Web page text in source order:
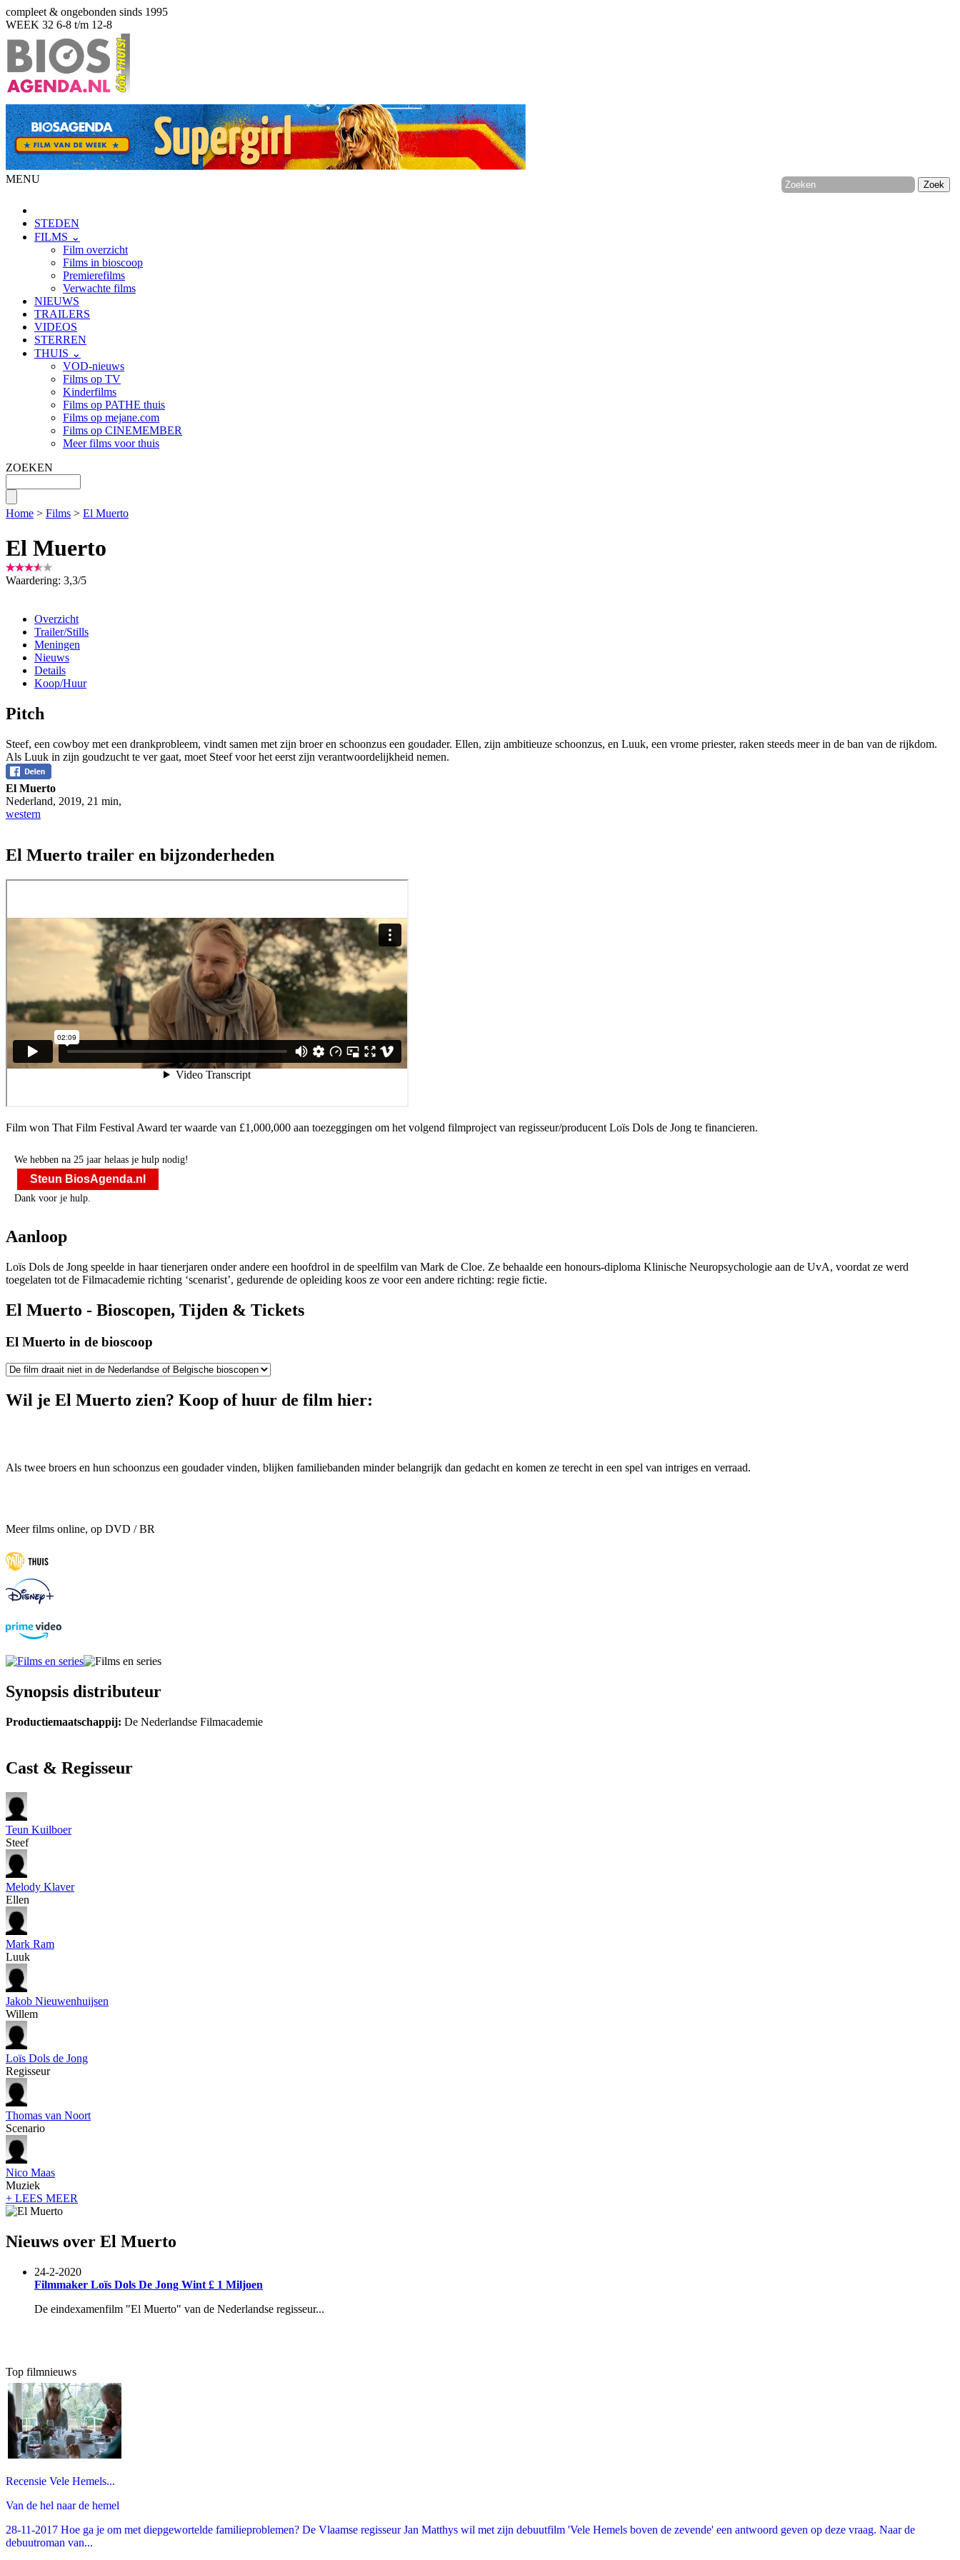
compleet & ongebonden sinds 1995
WEEK 32 6-8 t/m 12-8
MENU
STEDEN
FILMS ⌄
Film overzicht
Films in bioscoop
Premierefilms
Verwachte films
NIEUWS
TRAILERS
VIDEOS
STERREN
THUIS ⌄
VOD-nieuws
Films op TV
Kinderfilms
Films op PATHE thuis
Films op mejane.com
Films op CINEMEMBER
Meer films voor thuis
ZOEKEN
Home > Films > El Muerto
El Muerto
Waardering: 3,3/5
Overzicht
Trailer/Stills
Meningen
Nieuws
Details
Koop/Huur
Pitch
Steef, een cowboy met een drankprobleem, vindt samen met zijn broer en schoonzus een goudader. Ellen, zijn ambitieuze schoonzus, en Luuk, een vrome priester, raken steeds meer in de ban van de rijkdom.
Als Luuk in zijn goudzucht te ver gaat, moet Steef voor het eerst zijn verantwoordelijkheid nemen.
El Muerto
Nederland, 2019, 21 min,
western
El Muerto trailer en bijzonderheden
Film won That Film Festival Award ter waarde van £1,000,000 aan toezeggingen om het volgend filmproject van regisseur/producent Loïs Dols de Jong te financieren.
We hebben na 25 jaar helaas je hulp nodig!
Steun BiosAgenda.nl
Dank voor je hulp.
Aanloop
Loïs Dols de Jong speelde in haar tienerjaren onder andere een hoofdrol in de speelfilm van Mark de Cloe. Ze behaalde een honours-diploma Klinische Neuropsychologie aan de UvA, voordat ze werd
toegelaten tot de Filmacademie richting ‘scenarist’, gedurende de opleiding koos ze voor een andere richting: regie fictie.
El Muerto - Bioscopen, Tijden & Tickets
El Muerto in de bioscoop
Wil je El Muerto zien? Koop of huur de film hier:
Als twee broers en hun schoonzus een goudader vinden, blijken familiebanden minder belangrijk dan gedacht en komen ze terecht in een spel van intriges en verraad.
Meer films online, op DVD / BR
Synopsis distributeur
Productiemaatschappij: De Nederlandse Filmacademie
Cast & Regisseur
Teun Kuilboer
Steef
Melody Klaver
Ellen
Mark Ram
Luuk
Jakob Nieuwenhuijsen
Willem
Loïs Dols de Jong
Regisseur
Thomas van Noort
Scenario
Nico Maas
Muziek
+ LEES MEER
Nieuws over El Muerto
24-2-2020
Filmmaker Loïs Dols De Jong Wint £ 1 Miljoen
De eindexamenfilm "El Muerto" van de Nederlandse regisseur...
Top filmnieuws
Recensie Vele Hemels...
Van de hel naar de hemel
28-11-2017 Hoe ga je om met diepgewortelde familieproblemen? De Vlaamse regisseur Jan Matthys wil met zijn debuutfilm 'Vele Hemels boven de zevende' een antwoord geven op deze vraag. Naar de
debuutroman van...